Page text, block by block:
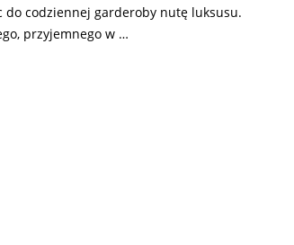
do codziennej garderoby nutę luksusu.
przyjemnego w …